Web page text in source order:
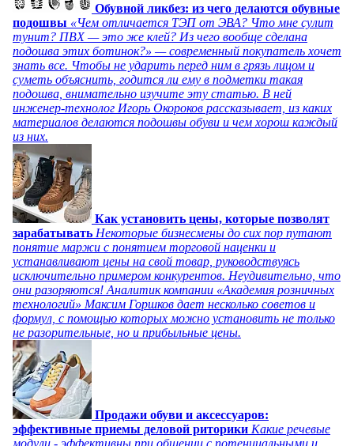
Обувной ликбез: из чего делаются обувные
подошвы «Чем отличается ТЭП от ЭВА? Что мне сулит
тунит? ПВХ — это же клей? Из чего вообще сделана
подошва этих ботинок?» — современный покупатель хочет
знать все. Чтобы не ударить перед ним в грязь лицом и
суметь объяснить, годится ли ему в подметки такая
подошва, внимательно изучите эту статью. В ней
инженер-технолог Игорь Окороков рассказывает, из каких
материалов делаются подошвы обуви и чем хорош каждый
из них.
Как установить цены, которые позволят
зарабатывать Некоторые бизнесмены до сих пор путают
понятие маржи с понятием торговой наценки и
устанавливают цены на свой товар, руководствуясь
исключительно примером конкурентов. Неудивительно, что
они разоряются! Аналитик компании «Академия розничных
технологий» Максим Горшков дает несколько советов и
формул, с помощью которых можно установить не только
не разорительные, но и прибыльные цены.
Продажи обуви и аксессуаров:
эффективные приемы деловой риторики Какие речевые
модули - эффективны при общении с потенциальными и